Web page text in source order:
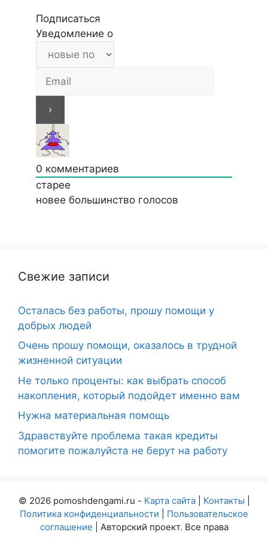
Подписаться
Уведомление о
0 комментариев
старее
новее большинство голосов
Свежие записи
Осталась без работы, прошу помощи у
добрых людей
Очень прошу помощи, оказалось в трудной
жизненной ситуации
Не только проценты: как выбрать способ
накопления, который подойдет именно вам
Нужна материальная помощь
Здравствуйте проблема такая кредиты
помогите пожалуйста не берут на работу
© 2026 pomoshdengami.ru - Карта сайта| Контакты
Политика конфиденциальности
Пользовательское
соглашение | Авторский проект. Все права